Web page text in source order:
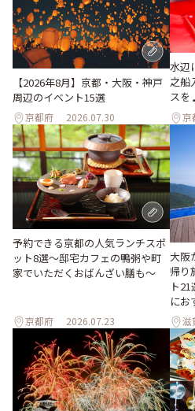
【2026年8月】京都・大阪・神戸
周辺のイベント15選
京都府 2026.07.30
水辺
之船
スを
京
予約できる京都の人気ランチスポ
ット8選～邸宅カフェの鴨粥や町
家でいただくおばんざい膳も～
京都府 2026.07.23
大阪
帰り
ト
にお
滋